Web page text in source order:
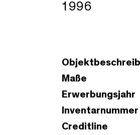
1996
Maße
Erwerbungsjahr
Inventarnummer
Creditline